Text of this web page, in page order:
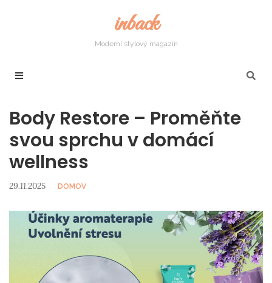
inback
Moderní stylový magazín
Body Restore – Proměňte
svou sprchu v domácí
wellness
29.11.2025 DOMOV